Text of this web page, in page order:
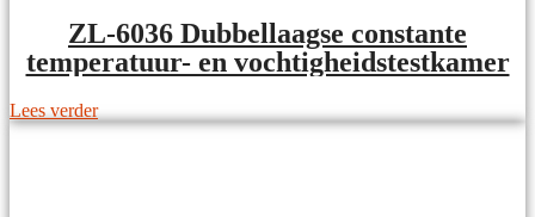
ZL-6036 Dubbellaagse constante
temperatuur- en vochtigheidstestkamer
Lees verder